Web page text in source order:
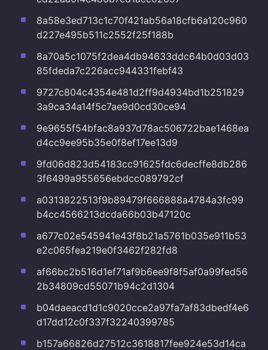
8a58e3ed713c1c70f421ab56a18cfb6a120c960
d227e495b511c2552f25f188b
8a70a5c1075f2dea4db94633ddc64b0d03d03
85fdeda7c226acc944331febf43
9727c804c4354e481d2ff9d4934bd1b251829
3a9ca34a14f5c7ae9d0cd30ce94
9e9655f54bfac8a937d78ac506722bae1468ea
d4cc9ee95b35e0f8ef17ee13d9
9fd06d823d54183cc91625fdc6decffe8db286
3f6499a955656ebdcc089792cf
a0313822513f9b89479f666888a4784a3fc99
b4cc4566213dcda66b03b47120c
a677c02e545941e43f8b21a5761b035e911b53
e2c065fea219e0f3462f282fd8
af66bc2b516d1ef71af9b6ee9f8f5af0a99fed56
2b34809cd55071b94c2d1304
b04daeacd1d1c9020cce2a97fa7af83dbedf4e6
d17dd12c0f337f32240399785
b157a66826d27512c3618817fee924e53d14ca